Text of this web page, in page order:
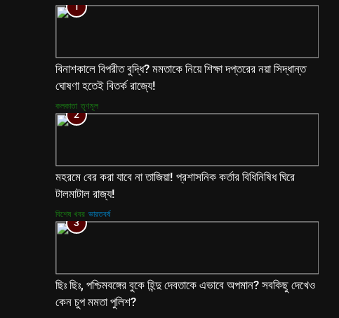
1
বিনাশকালে বিপরীত বুদ্ধি? মমতাকে নিয়ে শিক্ষা দপ্তরের নয়া সিদ্ধান্ত
ঘোষণা হতেই বিতর্ক রাজ্যে!
কলকাতা তৃণমূল
2
মহরমে বের করা যাবে না তাজিয়া! প্রশাসনিক কর্তার বিধিনিষিধ ঘিরে
টালমাটাল রাজ্য!
বিশেষ খবর ভারতবর্ষ
3
ছিঃ ছিঃ, পশ্চিমবঙ্গের বুকে হিন্দু দেবতাকে এভাবে অপমান? সবকিছু দেখেও
কেন চুপ মমতা পুলিশ?